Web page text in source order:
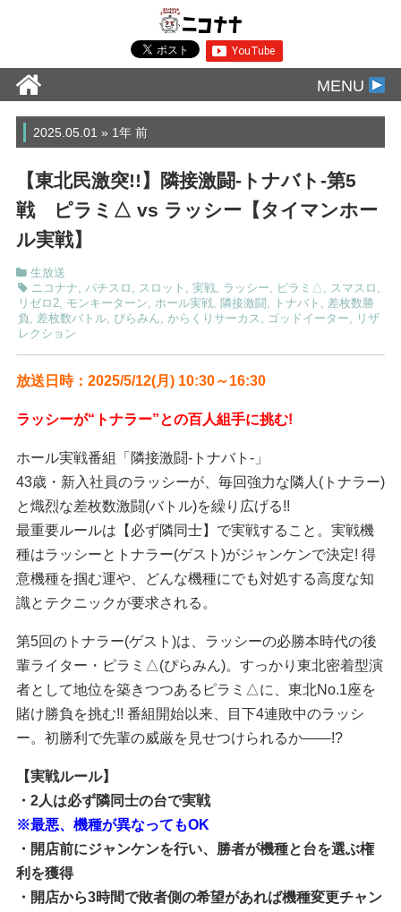
MENU
2025.05.01 » 1年 前
【東北民激突!!】隣接激闘-トナバト-第5
戦 ピラミ△ vs ラッシー【タイマンホー
ル実戦】
生放送
ニコナナ
パチスロ スロット 実戦, ラッシー ピラミ△ スマスロ
リゼロ2, モンキーターン ホール実戦, 隣接激闘 トナバト
差枚数勝
負
差枚数バトル, ぴらみん からくりサーカス ゴッドイーター
リザ
レクション
放送日時：2025/5/12(月) 10:30～16:30
ラッシーが“トナラー”との百人組手に挑む!
ホール実戦番組「隣接激闘-トナバト-」
43歳・新入社員のラッシーが、毎回強力な隣人(トナラー)
と熾烈な差枚数激闘(バトル)を繰り広げる!!
最重要ルールは【必ず隣同士】で実戦すること。実戦機
種はラッシーとトナラー(ゲスト)がジャンケンで決定! 得
意機種を掴む運や、どんな機種にでも対処する高度な知
識とテクニックが要求される。
第5回のトナラー(ゲスト)は、ラッシーの必勝本時代の後
輩ライター・ピラミ△(ぴらみん)。すっかり東北密着型演
者として地位を築きつつあるピラミ△に、東北No.1座を
賭け勝負を挑む!! 番組開始以来、目下4連敗中のラッシ
ー。初勝利で先輩の威厳を見せつけられるか――!?
【実戦ルール】
・2人は必ず隣同士の台で実戦
※最悪、機種が異なってもOK
・開店前にジャンケンを行い、勝者が機種と台を選ぶ権
利を獲得
・開店から3時間で敗者側の希望があれば機種変更チャン